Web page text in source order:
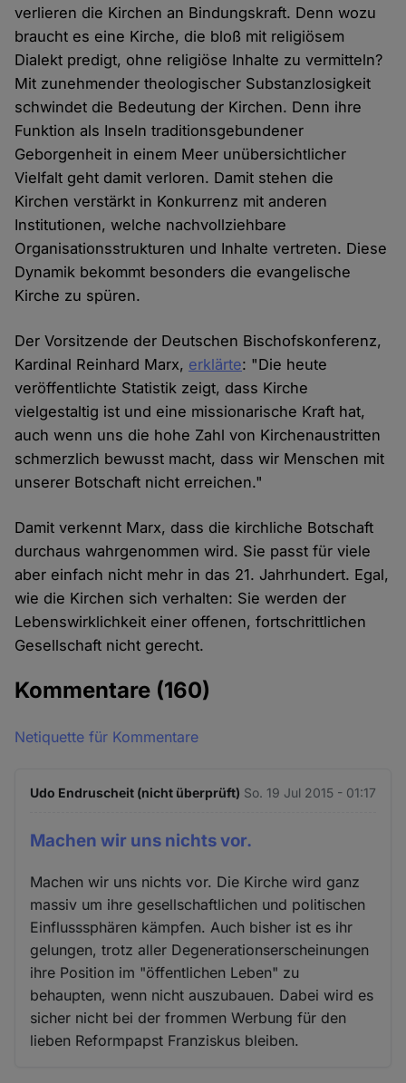
verlieren die Kirchen an Bindungskraft. Denn wozu
braucht es eine Kirche, die bloß mit religiösem
Dialekt predigt, ohne religiöse Inhalte zu vermitteln?
Mit zunehmender theologischer Substanzlosigkeit
schwindet die Bedeutung der Kirchen. Denn ihre
Funktion als Inseln traditionsgebundener
Geborgenheit in einem Meer unübersichtlicher
Vielfalt geht damit verloren. Damit stehen die
Kirchen verstärkt in Konkurrenz mit anderen
Institutionen, welche nachvollziehbare
Organisationsstrukturen und Inhalte vertreten. Diese
Dynamik bekommt besonders die evangelische
Kirche zu spüren.
Der Vorsitzende der Deutschen Bischofskonferenz,
Kardinal Reinhard Marx, erklärte: "Die heute
veröffentlichte Statistik zeigt, dass Kirche
vielgestaltig ist und eine missionarische Kraft hat,
auch wenn uns die hohe Zahl von Kirchenaustritten
schmerzlich bewusst macht, dass wir Menschen mit
unserer Botschaft nicht erreichen."
Damit verkennt Marx, dass die kirchliche Botschaft
durchaus wahrgenommen wird. Sie passt für viele
aber einfach nicht mehr in das 21. Jahrhundert. Egal,
wie die Kirchen sich verhalten: Sie werden der
Lebenswirklichkeit einer offenen, fortschrittlichen
Gesellschaft nicht gerecht.
Kommentare (160)
Netiquette für Kommentare
Udo Endruscheit (nicht überprüft) So. 19 Jul 2015 - 01:17
Machen wir uns nichts vor.
Machen wir uns nichts vor. Die Kirche wird ganz
massiv um ihre gesellschaftlichen und politischen
Einflusssphären kämpfen. Auch bisher ist es ihr
gelungen, trotz aller Degenerationserscheinungen
ihre Position im "öffentlichen Leben" zu
behaupten, wenn nicht auszubauen. Dabei wird es
sicher nicht bei der frommen Werbung für den
lieben Reformpapst Franziskus bleiben.